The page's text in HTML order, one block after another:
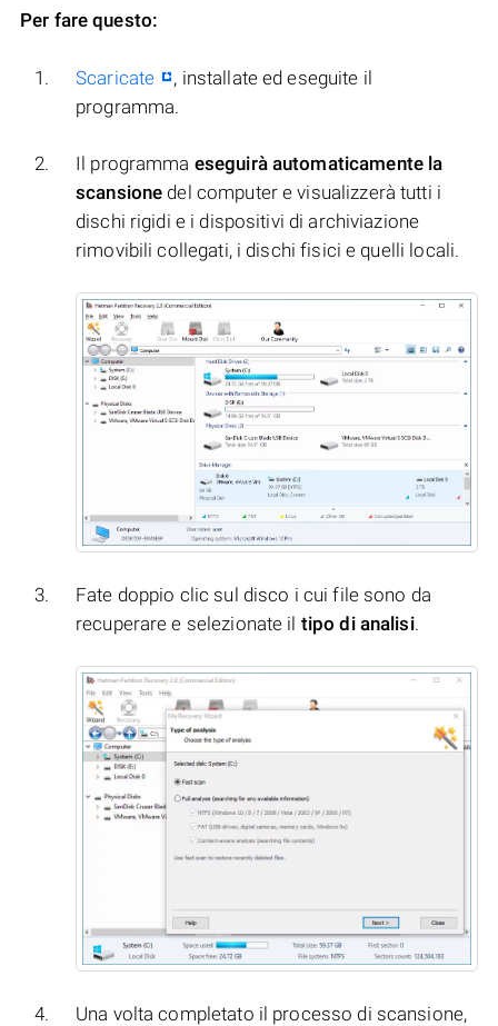
Per fare questo:
Scaricate
, installate ed eseguite il
programma.
Il programma eseguirà automaticamente la
scansione del computer e visualizzerà tutti i
dischi rigidi e i dispositivi di archiviazione
rimovibili collegati, i dischi fisici e quelli locali.
Fate doppio clic sul disco i cui file sono da
recuperare e selezionate il tipo di analisi.
Una volta completato il processo di scansione,